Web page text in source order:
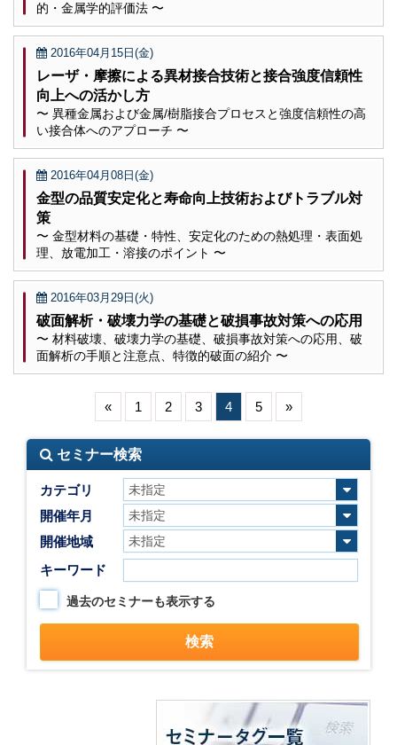
的・金属学的評価法 〜
2016年04月15日(金)
レーザ・摩擦による異材接合技術と接合強度信頼性
向上への活かし方
〜 異種金属および金属/樹脂接合プロセスと強度信頼性の高
い接合体へのアプローチ 〜
2016年04月08日(金)
金型の品質安定化と寿命向上技術およびトラブル対
策
〜 金型材料の基礎・特性、安定化のための熱処理・表面処
理、放電加工・溶接のポイント 〜
2016年03月29日(火)
破面解析・破壊力学の基礎と破損事故対策への応用
〜 材料破壊、破壊力学の基礎、破損事故対策への応用、破
面解析の手順と注意点、特徴的破面の紹介 〜
« 1 2 3 4 5 »
セミナー検索
カテゴリ
開催年月
開催地域
キーワード
過去のセミナーも表示する